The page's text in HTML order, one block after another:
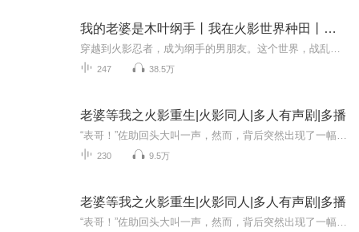
我的老婆是木叶纲手丨我在火影世界种田丨狗粮文
247 38.5万
老婆等我之火影重生|火影同人|多人有声剧|多播
230 9.5万
老婆等我之火影重生|火影同人|多人有声剧|多播